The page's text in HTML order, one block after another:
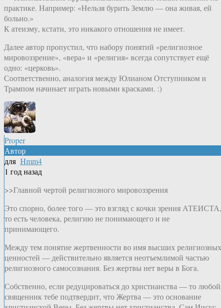
практике. Например: «Нельзя бурить Землю — она живая, ей
больно.»
К атеизму, кстати, это никакого отношения не имеет.
Далее автор пропустил, что набору понятий «религиозное
мировоззрение», «вера» и «религия» всегда сопутствует ещё
одно: «церковь».
Соответственно, аналогия между Юлианом Отступником и
Трампом начинает играть новыми красками. :)
Proper
Автор
для Hmm4
1 год назад
>>Главной чертой религиозного мировоззрения
Это спорно, более того — это взгляд с кочки зрения АТЕИСТА,
то есть человека, религию не понимающего и не
принимающего.
Между тем понятие жертвенности во имя высших религиозных
ценностей — действительно является неотъемлимой частью
религиозного самосознания. Без жертвы нет веры в Бога.
Собственно, если редуцироваться до христианства — то любой
священник тебе подтвердит, что Жертва — это основание